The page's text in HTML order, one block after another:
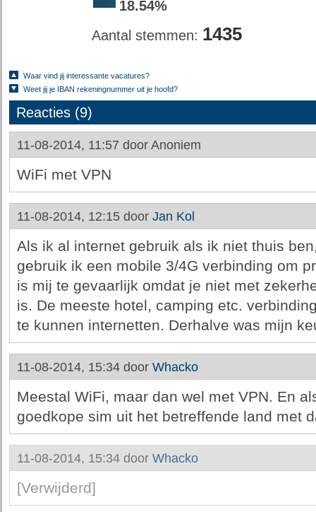
18.54%
Aantal stemmen: 1435
Waar vind jij interessante vacatures?
Weet jij je IBAN rekeningnummer uit je hoofd?
Reacties (9)
11-08-2014, 11:57 door Anoniem
WiFi met VPN
11-08-2014, 12:15 door Jan Kol
Als ik al internet gebruik als ik niet thuis
gebruik ik een mobile 3/4G verbinding om
is mij te gevaarlijk omdat je niet met
is. De meeste hotel, camping etc.
te kunnen internetten. Derhalve was mijn
11-08-2014, 15:34 door Whacko
Meestal WiFi, maar dan wel met VPN. En
goedkope sim uit het betreffende land met
11-08-2014, 15:34 door Whacko
[Verwijderd]